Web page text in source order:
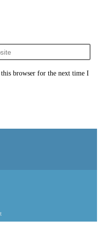
browser for the next time I